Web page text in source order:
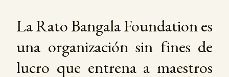
La Rato Bangala Foundation es
una organización sin fines de
lucro que entrena a maestros